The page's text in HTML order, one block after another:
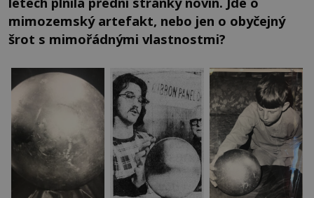
mimozemský artefakt, nebo jen o obyčejný
šrot s mimořádnými vlastnostmi?